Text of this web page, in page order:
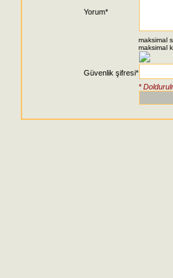
Yorum*
maksimal
maksimal
Güvenlik şifresi*
*